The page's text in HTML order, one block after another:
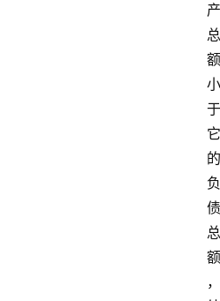
产
总
额
小
于
它
的
负
债
总
额
，